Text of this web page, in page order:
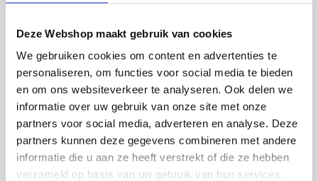
Deze Webshop maakt gebruik van cookies
We gebruiken cookies om content en advertenties te
personaliseren, om functies voor social media te bieden
en om ons websiteverkeer te analyseren. Ook delen we
informatie over uw gebruik van onze site met onze
partners voor social media, adverteren en analyse. Deze
partners kunnen deze gegevens combineren met andere
informatie die u aan ze heeft verstrekt of die ze hebben
verzameld op basis van uw gebruik van hun services.
Rian
Fijne site waar ik een mooie
lamp heb uitgekozen en
besteld. De volgende dag
werd deze al bezorgd. Super
netjes en veilig verpakt.
Anne
Het bestellen,
leveren verliep vlot en
volledig naar wens.
artikel is zeer mooi
veel sfeer, het is ook